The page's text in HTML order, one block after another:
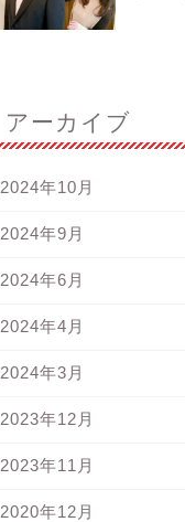
アーカイブ
2024年10月
2024年9月
2024年6月
2024年4月
2024年3月
2023年12月
2023年11月
2020年12月